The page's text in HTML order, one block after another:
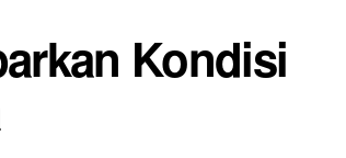
Kondisi